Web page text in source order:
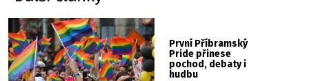
První Příbramský
Pride přinese
pochod, debaty i
hudbu